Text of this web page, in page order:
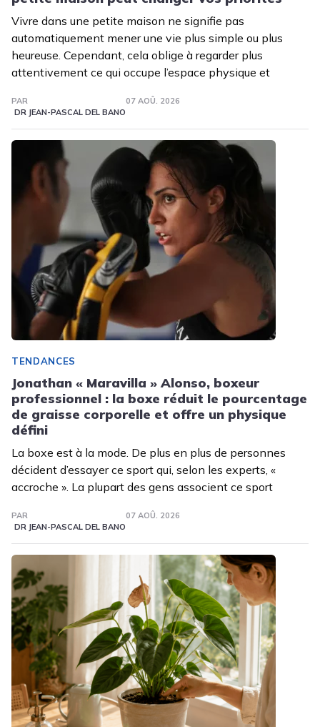
Vivre dans une petite maison ne signifie pas
automatiquement mener une vie plus simple ou plus
heureuse. Cependant, cela oblige à regarder plus
attentivement ce qui occupe l’espace physique et
PAR
DR JEAN-PASCAL DEL BANO
07 AOÛ. 2026
TENDANCES
Jonathan « Maravilla » Alonso, boxeur
professionnel : la boxe réduit le pourcentage
de graisse corporelle et offre un physique
défini
La boxe est à la mode. De plus en plus de personnes
décident d’essayer ce sport qui, selon les experts, «
accroche ». La plupart des gens associent ce sport
PAR
DR JEAN-PASCAL DEL BANO
07 AOÛ. 2026